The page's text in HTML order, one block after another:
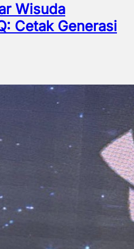
Wisuda
Cetak Generasi